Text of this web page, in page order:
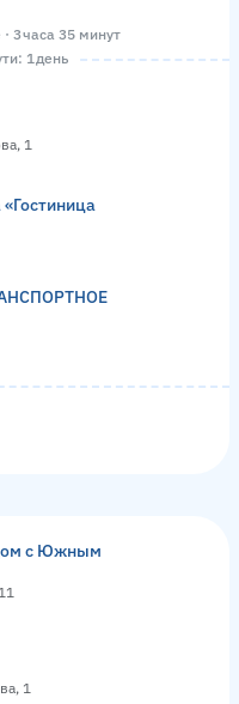
3 часа 35 минут
1 день
1
с Южным
1